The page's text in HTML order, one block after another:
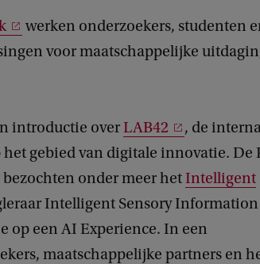
werken onderzoekers, studenten
voor maatschappelijke
introductie overLAB42
, de
gebied van digitale innovatie. De
onder meer hetIntelligent
Intelligent Sensory Information
op een AI Experience. In een
maatschappelijke partners en